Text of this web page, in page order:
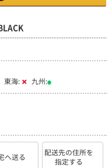
東海: 九州:
へ送る
配送先の住所を
指定する